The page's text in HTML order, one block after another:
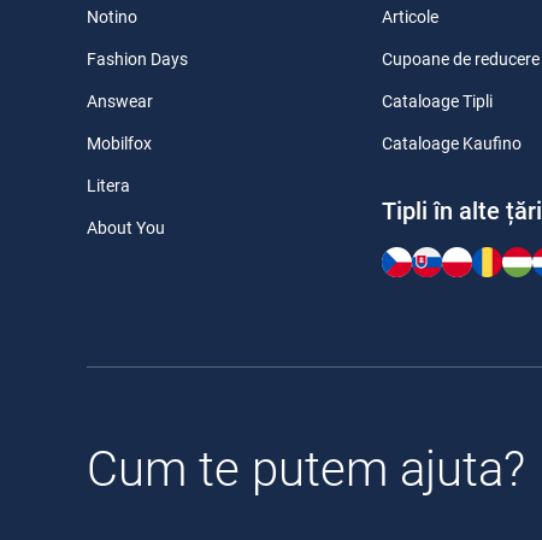
Notino
Fashion Days
Answear
Mobilfox
Litera
About You
Articole
Cupoane de reducere
Cataloage Tipli
Cataloage Kaufino
Tipli în alte țări
Cum te putem ajuta?